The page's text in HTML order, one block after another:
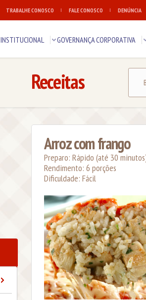
TRABALHE CONOSCO FALE CONOSCO DENÚNCIA
INSTITUCIONAL GOVERNANÇA CORPORATIVA
Receitas
Arroz com frango
Preparo: Rápido (até 30
Rendimento: 6 porções
Dificuldade: Fácil